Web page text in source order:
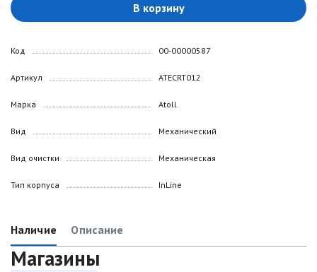
В корзину
Код
Артикул
Марка
Вид
Вид очистки
Тип корпуса
00-00000587
ATECRT012
Atoll
Механический
Механическая
InLine
Наличие Описание
Магазины